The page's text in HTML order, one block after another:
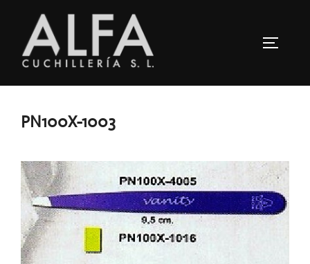
contenido
PN100X-1003